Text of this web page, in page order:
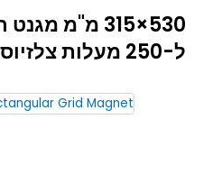
530×315 מ"מ
ל-250 מעלות צלזיוס